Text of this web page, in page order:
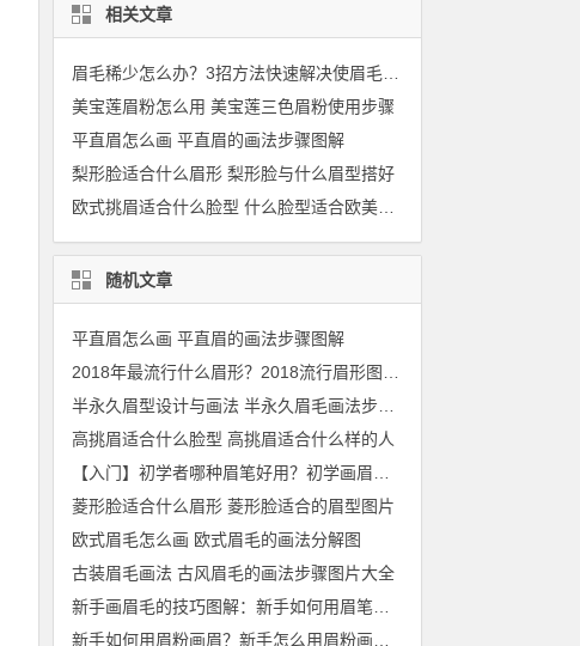
相关文章
美宝莲眉粉怎么用 美宝莲三色眉粉使用步骤
平直眉怎么画 平直眉的画法步骤图解
梨形脸适合什么眉形 梨形脸与什么眉型搭好
随机文章
平直眉怎么画 平直眉的画法步骤图解
高挑眉适合什么脸型 高挑眉适合什么样的人
菱形脸适合什么眉形 菱形脸适合的眉型图片
欧式眉毛怎么画 欧式眉毛的画法分解图
古装眉毛画法 古风眉毛的画法步骤图片大全